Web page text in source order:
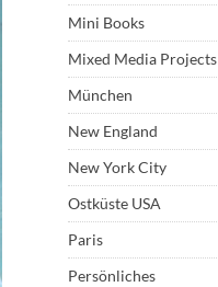
Mini Books
Mixed Media Projects
München
New England
New York City
Ostküste USA
Paris
Persönliches